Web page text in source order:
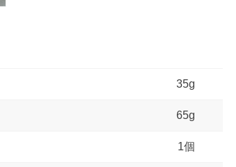
35g
65g
1個